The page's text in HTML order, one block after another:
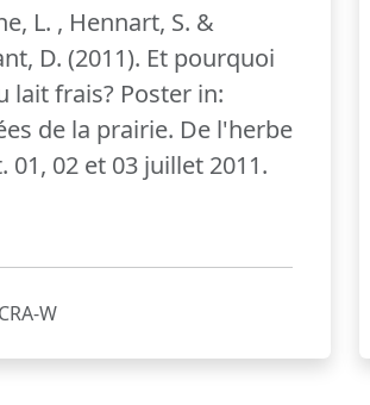
L. , Hennart, S. &
D. (2011). Et pourquoi
lait frais? Poster in:
de la prairie. De l'herbe
01, 02 et 03 juillet 2011.
CRA-W